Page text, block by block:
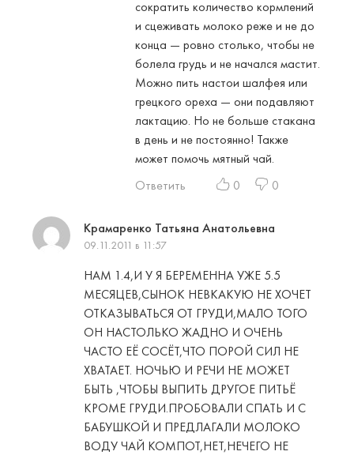
сократить количество кормлений
и сцеживать молоко реже и не до
конца — ровно столько, чтобы не
болела грудь и не начался мастит.
Можно пить настои шалфея или
грецкого ореха — они подавляют
лактацию. Но не больше стакана
в день и не постоянно! Также
может помочь мятный чай.
Ответить
0 0
Крамаренко Татьяна Анатольевна
09.11.2011 в 11:57
НАМ 1.4,И У Я БЕРЕМЕННА УЖЕ 5.5
МЕСЯЦЕВ,СЫНОК НЕВКАКУЮ НЕ ХОЧЕТ
ОТКАЗЫВАТЬСЯ ОТ ГРУДИ,МАЛО ТОГО
ОН НАСТОЛЬКО ЖАДНО И ОЧЕНЬ
ЧАСТО ЕЁ СОСЁТ,ЧТО ПОРОЙ СИЛ НЕ
ХВАТАЕТ. НОЧЬЮ И РЕЧИ НЕ МОЖЕТ
БЫТЬ ,ЧТОБЫ ВЫПИТЬ ДРУГОЕ ПИТЬЁ
КРОМЕ ГРУДИ.ПРОБОВАЛИ СПАТЬ И С
БАБУШКОЙ И ПРЕДЛАГАЛИ МОЛОКО
ВОДУ ЧАЙ КОМПОТ,НЕТ,НЕЧЕГО НЕ